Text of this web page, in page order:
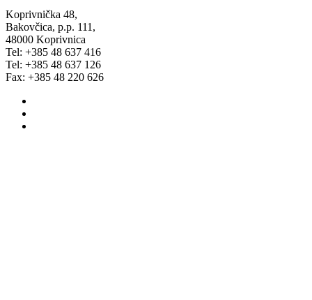
Koprivnička 48,
Bakovčica, p.p. 111,
48000 Koprivnica
Tel: +385 48 637 416
Tel: +385 48 637 126
Fax: +385 48 220 626